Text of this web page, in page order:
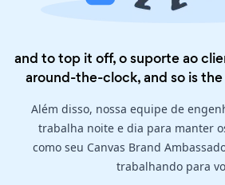
and to top it off, o suporte ao
around-the-clock, and so is the
Além disso, nossa equipe de
trabalha noite e dia para manter
como seu Canvas Brand
trabalhando para